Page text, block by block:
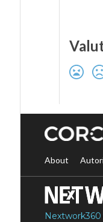
About
Nextwork360